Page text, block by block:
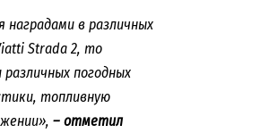
в различных
Strada 2, то
погодных
топливную
– отметил